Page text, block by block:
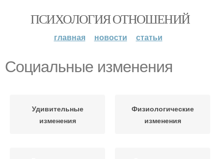
ПСИХОЛОГИЯ ОТНОШЕНИЙ
главная новости статьи
Социальные изменения
Удивительные
изменения
Физиологические
изменения